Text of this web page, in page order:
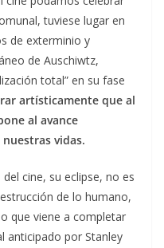
tuviese lugar en
de exterminio y
de Auschiwtz,
total” en su fase
artísticamente que al
al avance
vidas.
cine, su eclipse, no es
de lo humano,
que viene a completar
anticipado por Stanley